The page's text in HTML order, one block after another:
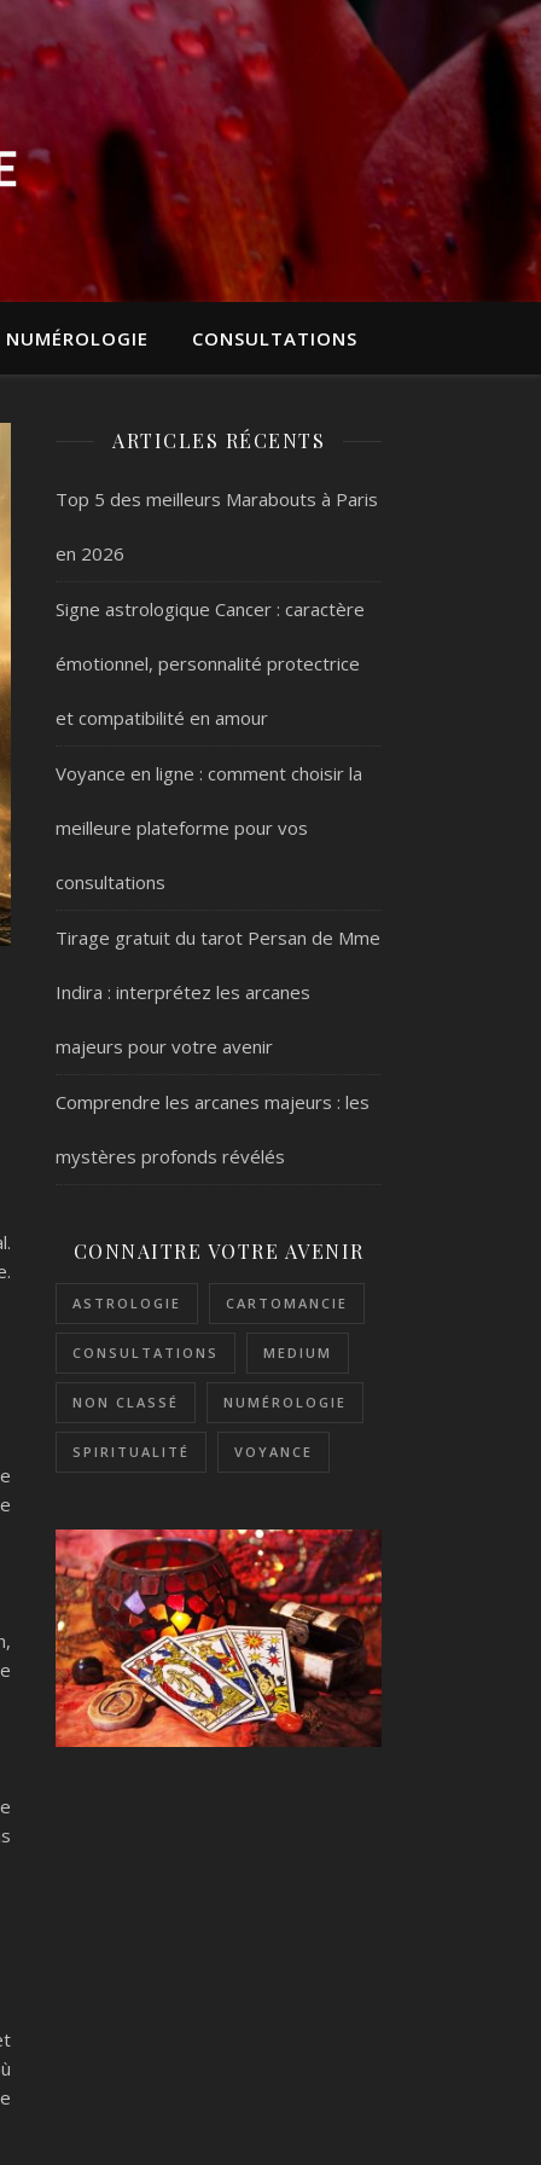
NUMÉROLOGIE CONSULTATIONS
ARTICLES RÉCENTS
Top 5 des meilleurs Marabouts à Paris
en 2026
Signe astrologique Cancer : caractère
émotionnel, personnalité protectrice
et compatibilité en amour
Voyance en ligne : comment choisir la
meilleure plateforme pour vos
consultations
Tirage gratuit du tarot Persan de Mme
Indira : interprétez les arcanes
majeurs pour votre avenir
Comprendre les arcanes majeurs : les
mystères profonds révélés
CONNAITRE VOTRE AVENIR
ASTROLOGIE CARTOMANCIE
CONSULTATIONS MEDIUM
NON CLASSÉ NUMÉROLOGIE
SPIRITUALITÉ VOYANCE